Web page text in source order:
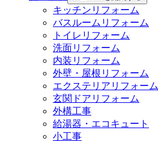
キッチンリフォーム
バスルームリフォーム
トイレリフォーム
洗面リフォーム
内装リフォーム
外壁・屋根リフォーム
エクステリアリフォーム
玄関ドアリフォーム
外構工事
給湯器・エコキュート
小工事